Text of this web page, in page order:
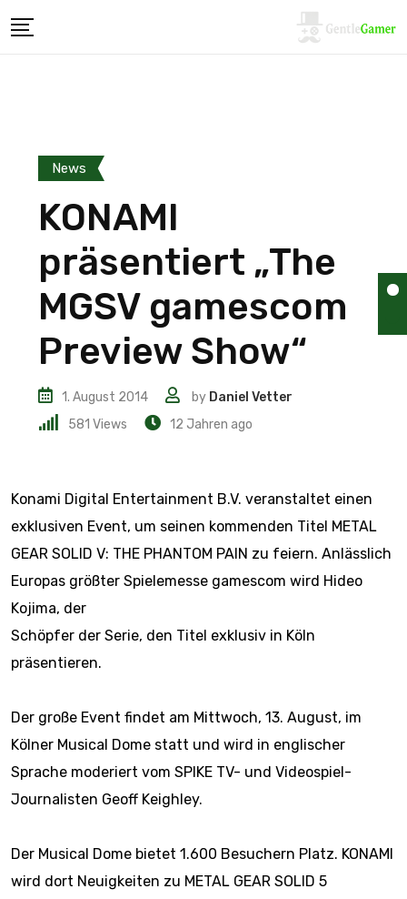
News
KONAMI
präsentiert „The
MGSV gamescom
Preview Show“
1. August 2014 by Daniel Vetter
581 Views 12 Jahren ago
Konami Digital Entertainment B.V. veranstaltet einen
exklusiven Event, um seinen kommenden Titel METAL
GEAR SOLID V: THE PHANTOM PAIN zu feiern. Anlässlich
Europas größter Spielemesse gamescom wird Hideo
Kojima, der
Schöpfer der Serie, den Titel exklusiv in Köln
präsentieren.
Der große Event findet am Mittwoch, 13. August, im
Kölner Musical Dome statt und wird in englischer
Sprache moderiert vom SPIKE TV- und Videospiel-
Journalisten Geoff Keighley.
Der Musical Dome bietet 1.600 Besuchern Platz. KONAMI
wird dort Neuigkeiten zu METAL GEAR SOLID 5